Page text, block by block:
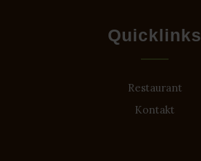
Quicklinks
Restaurant
Kontakt